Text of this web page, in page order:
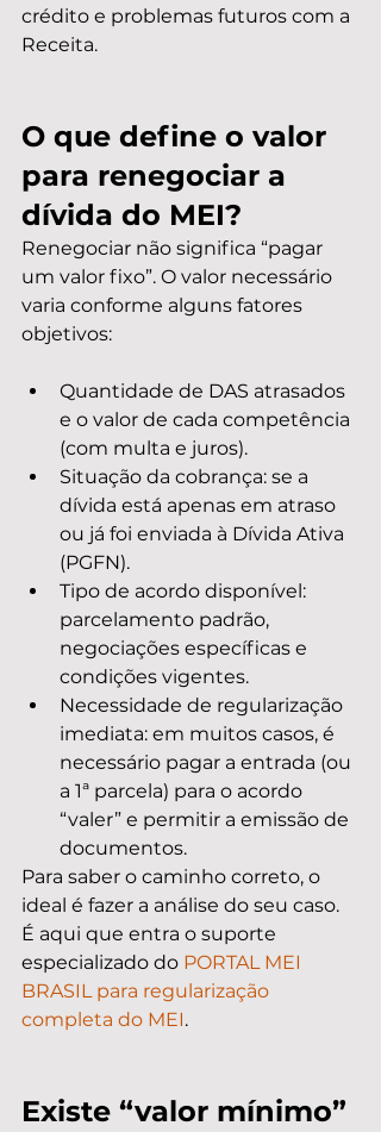
crédito e problemas futuros com a
Receita.
O que define o valor
para renegociar a
dívida do MEI?
Renegociar não significa “pagar
um valor fixo”. O valor necessário
varia conforme alguns fatores
objetivos:
Quantidade de DAS atrasados
e o valor de cada competência
(com multa e juros).
Situação da cobrança: se a
dívida está apenas em atraso
ou já foi enviada à Dívida Ativa
(PGFN).
Tipo de acordo disponível:
parcelamento padrão,
negociações específicas e
condições vigentes.
Necessidade de regularização
imediata: em muitos casos, é
necessário pagar a entrada (ou
a 1ª parcela) para o acordo
“valer” e permitir a emissão de
documentos.
Para saber o caminho correto, o
ideal é fazer a análise do seu caso.
É aqui que entra o suporte
especializado do PORTAL MEI
BRASIL para regularização
completa do MEI.
Existe “valor mínimo”